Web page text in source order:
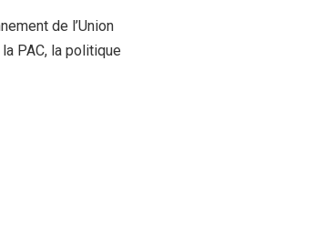
de l’Union
PAC, la politique